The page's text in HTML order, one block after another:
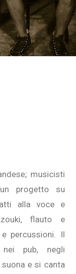
musicisti
progetto su
alla voce e
flauto e
percussioni. Il
pub, negli
e si canta